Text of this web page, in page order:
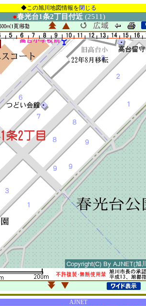
◆この旭川地図情報を閉じる
●春光台1条2丁目付近(2511)
AJNET